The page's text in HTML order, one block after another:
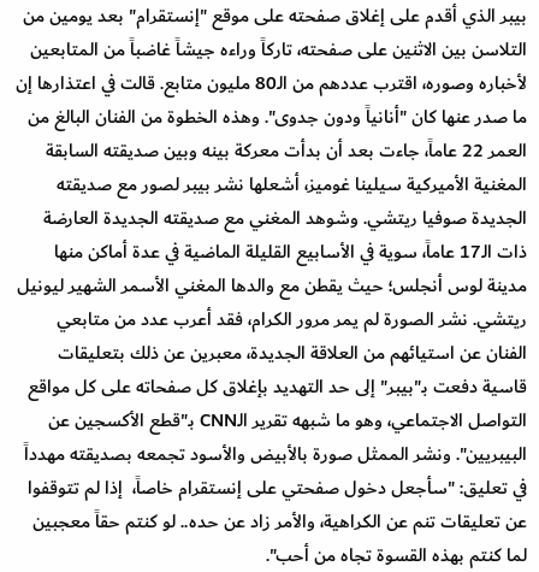
بيبر الذي أقدم على إغلاق صفحته على موقع "إنستقرام" بعد يومين من
التلاسن بين الاثنين على صفحته، تاركاً وراءه جيشاً غاضباً من المتابعين
لأخباره وصوره، اقترب عددهم من الـ80 مليون متابع. قالت في اعتذارها إن
ما صدر عنها كان "أنانياً ودون جدوى". وهذه الخطوة من الفنان البالغ من
العمر 22 عاماً، جاءت بعد أن بدأت معركة بينه وبين صديقته السابقة
المغنية الأميركية سيلينا غوميز، أشعلها نشر بيبر لصور مع صديقته
الجديدة صوفيا ريتشي. وشوهد المغني مع صديقته الجديدة العارضة
ذات الـ17 عاماً، سوية في الأسابيع القليلة الماضية في عدة أماكن منها
مدينة لوس أنجلس؛ حيث يقطن مع والدها المغني الأسمر الشهير ليونيل
ريتشي. نشر الصورة لم يمر مرور الكرام، فقد أعرب عدد من متابعي
الفنان عن استيائهم من العلاقة الجديدة، معبرين عن ذلك بتعليقات
قاسية دفعت بـ"بيبر" إلى حد التهديد بإغلاق كل صفحاته على كل مواقع
التواصل الاجتماعي، وهو ما شبهه تقرير الـCNN بـ"قطع الأكسجين عن
البيبريين". ونشر الممثل صورة بالأبيض والأسود تجمعه بصديقته مهدداً
في تعليق: "سأجعل دخول صفحتي على إنستقرام خاصاً، إذا لم تتوقفوا
عن تعليقات تنم عن الكراهية، والأمر زاد عن حده.. لو كنتم حقاً معجبين
لما كنتم بهذه القسوة تجاه من أحب".